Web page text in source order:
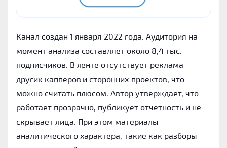
Канал создан 1 января 2022 года. Аудитория на
момент анализа составляет около 8,4 тыс.
подписчиков. В ленте отсутствует реклама
других капперов и сторонних проектов, что
можно считать плюсом. Автор утверждает, что
работает прозрачно, публикует отчетность и не
скрывает лица. При этом материалы
аналитического характера, такие как разборы